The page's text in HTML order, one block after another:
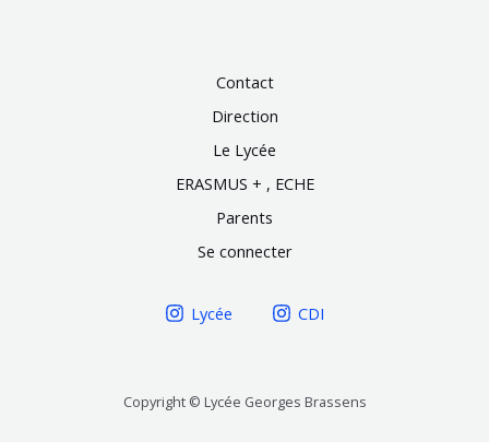
Contact
Direction
Le Lycée
ERASMUS + , ECHE
Parents
Se connecter
Lycée CDI
Copyright © Lycée Georges Brassens